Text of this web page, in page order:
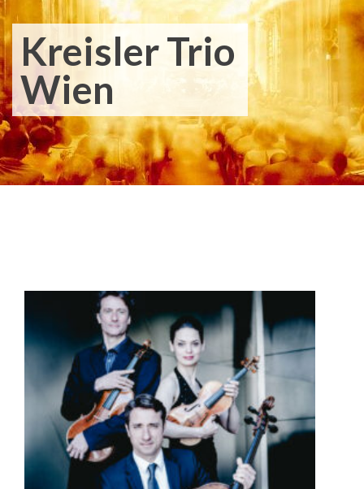
Kreisler Trio
Wien